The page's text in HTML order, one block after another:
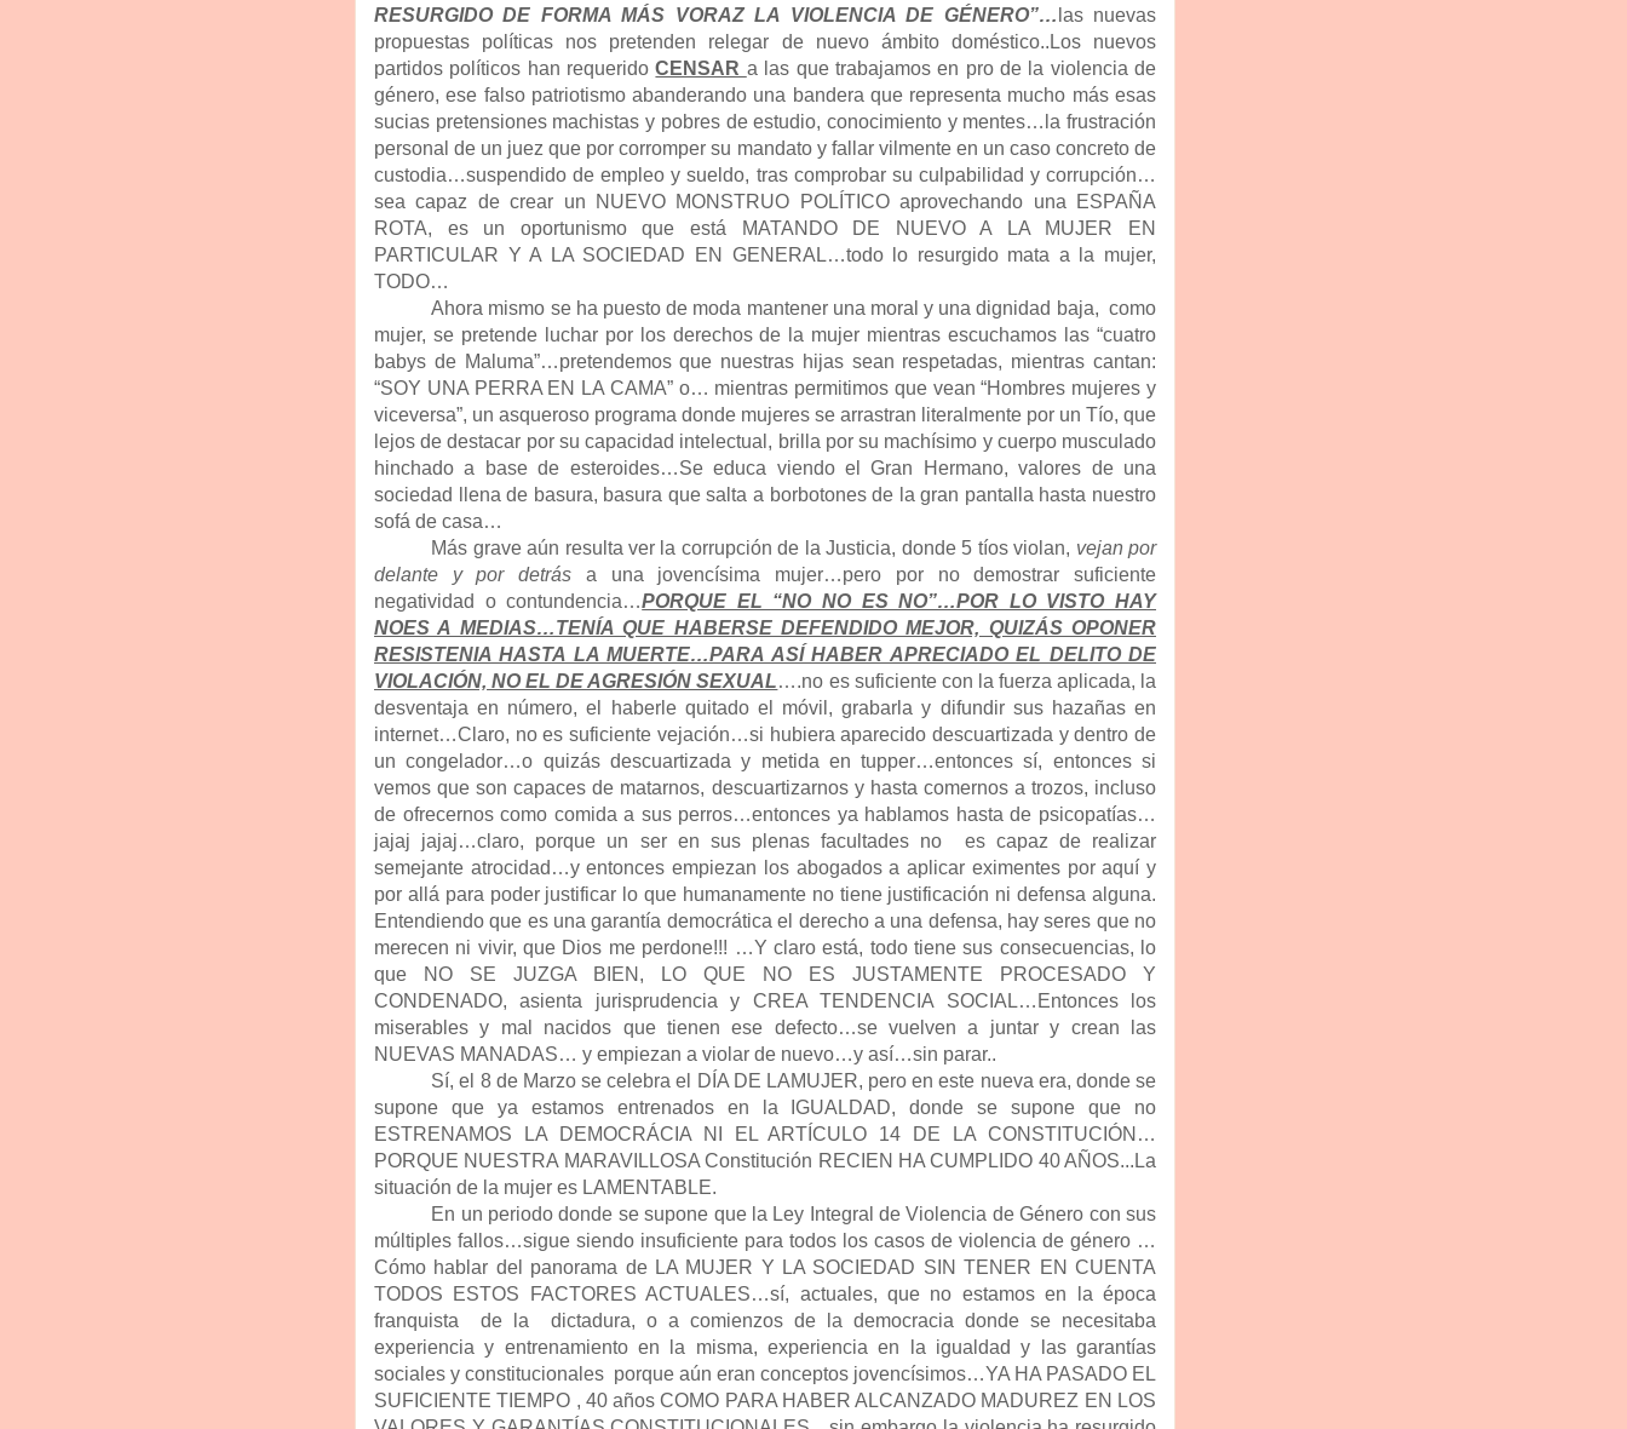
RESURGIDO DE FORMA MÁS VORAZ LA VIOLENCIA DE GÉNERO”… las nuevas
propuestas políticas nos pretenden relegar de nuevo ámbito doméstico..Los nuevos
partidos políticos han requeridoCENSAR a las que trabajamos en pro de la violencia de
género, ese falso patriotismo abanderando una bandera que representa mucho más esas
sucias pretensiones machistas y pobres de estudio, conocimiento y mentes…la frustración
personal de un juez que por corromper su mandato y fallar vilmente en un caso concreto de
custodia…suspendido de empleo y sueldo, tras comprobar su culpabilidad y corrupción…
sea capaz de crear un NUEVO MONSTRUO POLÍTICO aprovechando una ESPAÑA
ROTA, es un oportunismo que está MATANDO DE NUEVO A LA MUJER EN
PARTICULAR Y A LA SOCIEDAD EN GENERAL…todo lo resurgido mata a la mujer,
TODO…
Ahora mismo se ha puesto de moda mantener una moral y una dignidad baja, como
mujer, se pretende luchar por los derechos de la mujer mientras escuchamos las “cuatro
babys de Maluma”…pretendemos que nuestras hijas sean respetadas, mientras cantan:
“SOY UNA PERRA EN LA CAMA” o… mientras permitimos que vean “Hombres mujeres y
viceversa”, un asqueroso programa donde mujeres se arrastran literalmente por un Tío, que
lejos de destacar por su capacidad intelectual, brilla por su machísimo y cuerpo musculado
hinchado a base de esteroides…Se educa viendo el Gran Hermano, valores de una
sociedad llena de basura, basura que salta a borbotones de la gran pantalla hasta nuestro
sofá de casa…
Más grave aún resulta ver la corrupción de la Justicia, donde 5 tíos violan, vejan por
delante y por detrás a una jovencísima mujer…pero por no demostrar suficiente
negatividad o contundencia…PORQUE EL “NO NO ES NO”…POR LO VISTO HAY
NOES A MEDIAS…TENÍA QUE HABERSE DEFENDIDO MEJOR, QUIZÁS OPONER
RESISTENIA HASTA LA MUERTE…PARA ASÍ HABER APRECIADO EL DELITO DE
VIOLACIÓN, NO EL DE AGRESIÓN SEXUAL….no es suficiente con la fuerza aplicada, la
desventaja en número, el haberle quitado el móvil, grabarla y difundir sus hazañas en
internet…Claro, no es suficiente vejación…si hubiera aparecido descuartizada y dentro de
un congelador…o quizás descuartizada y metida en tupper…entonces sí, entonces si
vemos que son capaces de matarnos, descuartizarnos y hasta comernos a trozos, incluso
de ofrecernos como comida a sus perros…entonces ya hablamos hasta de psicopatías…
jajaj jajaj…claro, porque un ser en sus plenas facultades no es capaz de realizar
semejante atrocidad…y entonces empiezan los abogados a aplicar eximentes por aquí y
por allá para poder justificar lo que humanamente no tiene justificación ni defensa alguna.
Entendiendo que es una garantía democrática el derecho a una defensa, hay seres que no
merecen ni vivir, que Dios me perdone!!! …Y claro está, todo tiene sus consecuencias, lo
que NO SE JUZGA BIEN, LO QUE NO ES JUSTAMENTE PROCESADO Y
CONDENADO, asienta jurisprudencia y CREA TENDENCIA SOCIAL…Entonces los
miserables y mal nacidos que tienen ese defecto…se vuelven a juntar y crean las
NUEVAS MANADAS… y empiezan a violar de nuevo…y así…sin parar..
Sí, el 8 de Marzo se celebra el DÍA DE LAMUJER, pero en este nueva era, donde se
supone que ya estamos entrenados en la IGUALDAD, donde se supone que no
ESTRENAMOS LA DEMOCRÁCIA NI EL ARTÍCULO 14 DE LA CONSTITUCIÓN…
PORQUE NUESTRA MARAVILLOSA Constitución RECIEN HA CUMPLIDO 40 AÑOS...La
situación de la mujer es LAMENTABLE.
En un periodo donde se supone que la Ley Integral de Violencia de Género con sus
múltiples fallos…sigue siendo insuficiente para todos los casos de violencia de género …
Cómo hablar del panorama de LA MUJER Y LA SOCIEDAD SIN TENER EN CUENTA
TODOS ESTOS FACTORES ACTUALES…sí, actuales, que no estamos en la época
franquista de la dictadura, o a comienzos de la democracia donde se necesitaba
experiencia y entrenamiento en la misma, experiencia en la igualdad y las garantías
sociales y constitucionales porque aún eran conceptos jovencísimos…YA HA PASADO EL
SUFICIENTE TIEMPO , 40 años COMO PARA HABER ALCANZADO MADUREZ EN LOS